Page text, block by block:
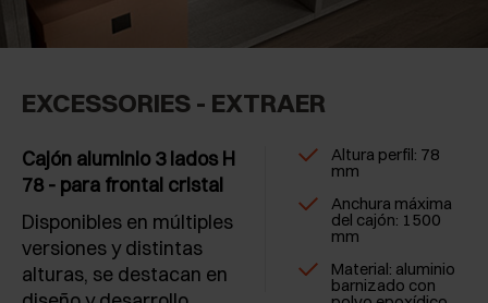
EXCESSORIES - EXTRAER
Cajón aluminio 3 lados H
78 - para frontal cristal
Disponibles en múltiples
versiones y distintas
alturas, se destacan en
Altura perfil: 78
mm
Anchura máxima
del cajón: 1500
mm
Material: aluminio
barnizado con